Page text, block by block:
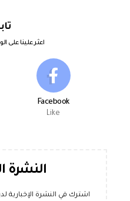
اعثر علينا على
Facebook
Like
النشرة
اشترك في النشرة الإخبارية